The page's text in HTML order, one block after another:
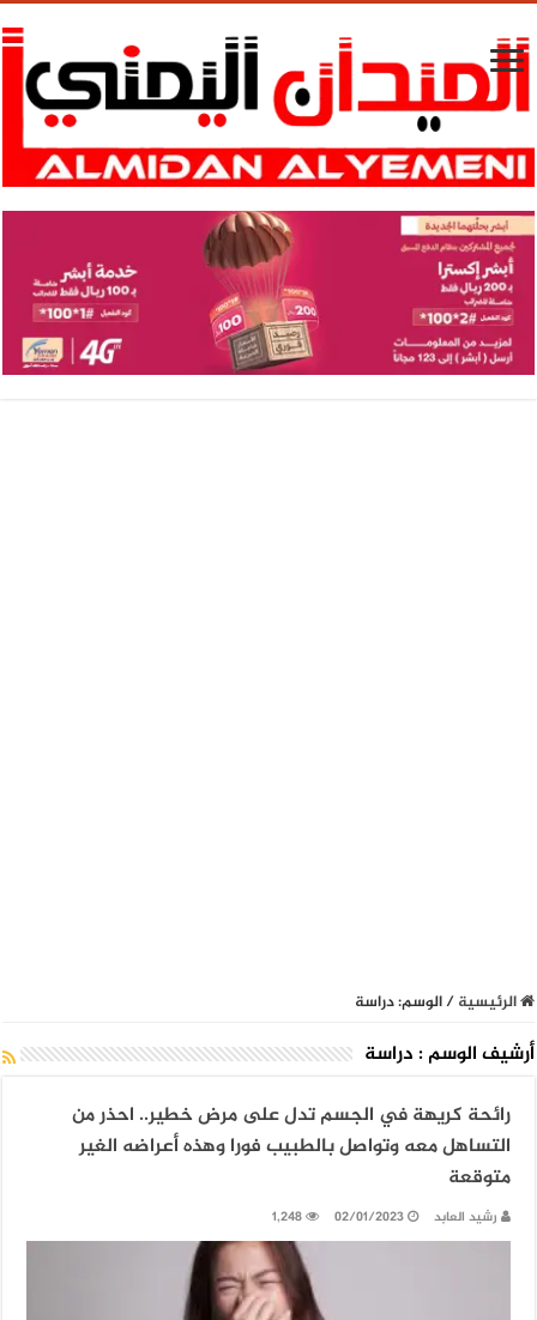
الرئيسية/الوسم:دراسة
أرشيف الوسم : دراسة
رائحة كريهة في الجسم تدل على مرض خطير.. احذر من
التساهل معه وتواصل بالطبيب فورا وهذه أعراضه الغير
متوقعة
رشيد العابد 02/01/2023
1,248